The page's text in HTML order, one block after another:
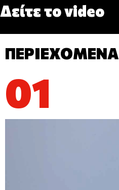
Δείτε το video
ΠΕΡΙΕΧΟΜΕΝΑ
01